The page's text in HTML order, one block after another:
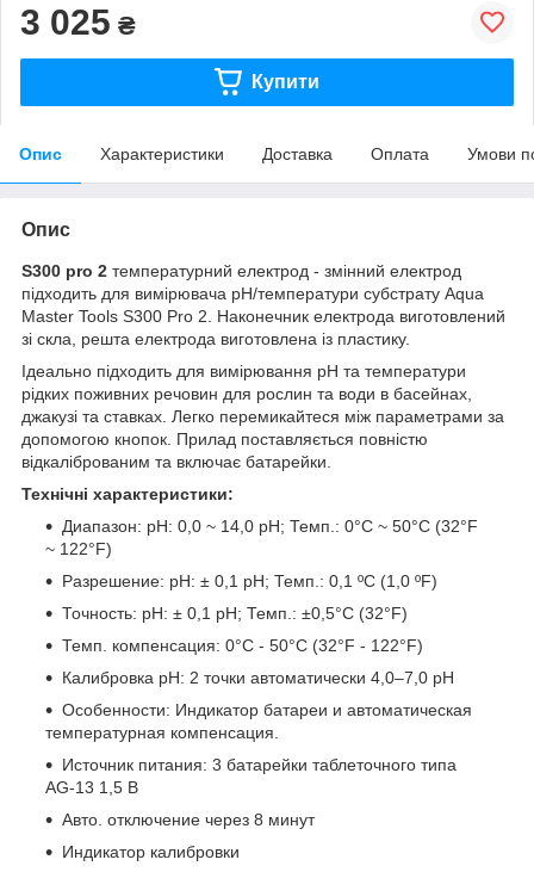
3 025 ₴
Купити
Опис Характеристики Доставка Оплата Умови
Опис
S300 pro 2 температурний електрод - змінний електрод
підходить для вимірювача pH/температури субстрату Aqua
Master Tools S300 Pro 2. Наконечник електрода виготовлений
зі скла, решта електрода виготовлена із пластику.
Ідеально підходить для вимірювання pH та температури
рідких поживних речовин для рослин та води в басейнах,
джакузі та ставках. Легко перемикайтеся між параметрами за
допомогою кнопок. Прилад поставляється повністю
відкаліброваним та включає батарейки.
Технічні характеристики:
Диапазон: рН: 0,0 ~ 14,0 рН; Темп.: 0°C ~ 50°C (32°F
~ 122°F)
Разрешение: рН: ± 0,1 рН; Темп.: 0,1 ºC (1,0 ºF)
Точность: рН: ± 0,1 рН; Темп.: ±0,5°C (32°F)
Темп. компенсация: 0°C - 50°C (32°F - 122°F)
Калибровка pH: 2 точки автоматически 4,0–7,0 pH
Особенности: Индикатор батареи и автоматическая
температурная компенсация.
Источник питания: 3 батарейки таблеточного типа
AG-13 1,5 В
Авто. отключение через 8 минут
Индикатор калибровки